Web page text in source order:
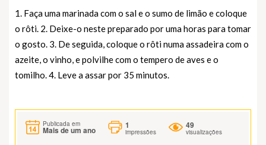
1. Faça uma marinada com o sal e o sumo de limão e coloque
o rôti. 2. Deixe-o neste preparado por uma horas para tomar
o gosto. 3. De seguida, coloque o rôti numa assadeira com o
azeite, o vinho, e polvilhe com o tempero de aves e o
tomilho. 4. Leve a assar por 35 minutos.
Publicada em
Mais de um ano
1
impressões
49
visualizações